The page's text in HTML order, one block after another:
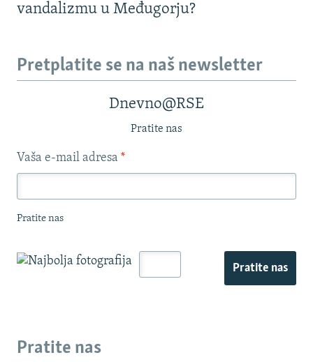
vandalizmu u Međugorju?
Pretplatite se na naš newsletter
Dnevno@RSE
Pratite nas
Vaša e-mail adresa *
Pratite nas
Pratite nas
Pratite nas